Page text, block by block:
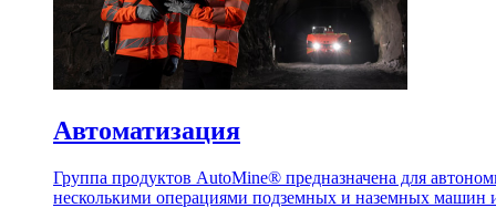
Автоматизация
Группа продуктов AutoMine® предназначена для
несколькими операциями подземных и наземных машин